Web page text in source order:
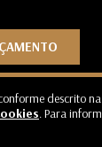
descrito
. Para